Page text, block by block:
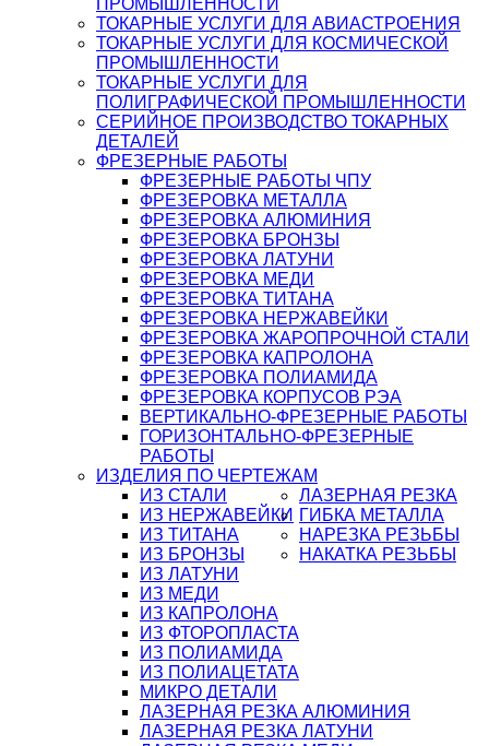
ПРОМЫШЛЕННОСТИ
ТОКАРНЫЕ УСЛУГИ ДЛЯ АВИАСТРОЕНИЯ
ТОКАРНЫЕ УСЛУГИ ДЛЯ КОСМИЧЕСКОЙ
ПРОМЫШЛЕННОСТИ
ТОКАРНЫЕ УСЛУГИ ДЛЯ
ПОЛИГРАФИЧЕСКОЙ ПРОМЫШЛЕННОСТИ
СЕРИЙНОЕ ПРОИЗВОДСТВО ТОКАРНЫХ
ДЕТАЛЕЙ
ФРЕЗЕРНЫЕ РАБОТЫ
ФРЕЗЕРНЫЕ РАБОТЫ ЧПУ
ФРЕЗЕРОВКА МЕТАЛЛА
ФРЕЗЕРОВКА АЛЮМИНИЯ
ФРЕЗЕРОВКА БРОНЗЫ
ФРЕЗЕРОВКА ЛАТУНИ
ФРЕЗЕРОВКА МЕДИ
ФРЕЗЕРОВКА ТИТАНА
ФРЕЗЕРОВКА НЕРЖАВЕЙКИ
ФРЕЗЕРОВКА ЖАРОПРОЧНОЙ СТАЛИ
ФРЕЗЕРОВКА КАПРОЛОНА
ФРЕЗЕРОВКА ПОЛИАМИДА
ФРЕЗЕРОВКА КОРПУСОВ РЭА
ВЕРТИКАЛЬНО-ФРЕЗЕРНЫЕ РАБОТЫ
ГОРИЗОНТАЛЬНО-ФРЕЗЕРНЫЕ
РАБОТЫ
ИЗДЕЛИЯ ПО ЧЕРТЕЖАМ
ИЗ СТАЛИ
ИЗ НЕРЖАВЕЙКИ
ИЗ ТИТАНА
ИЗ БРОНЗЫ
ИЗ ЛАТУНИ
ИЗ МЕДИ
ИЗ КАПРОЛОНА
ИЗ ФТОРОПЛАСТА
ИЗ ПОЛИАМИДА
ИЗ ПОЛИАЦЕТАТА
МИКРО ДЕТАЛИ
ЛАЗЕРНАЯ РЕЗКА
ЛАЗЕРНАЯ РЕЗКА АЛЮМИНИЯ
ЛАЗЕРНАЯ РЕЗКА ЛАТУНИ
ГИБКА МЕТАЛЛА
НАРЕЗКА РЕЗЬБЫ
НАКАТКА РЕЗЬБЫ